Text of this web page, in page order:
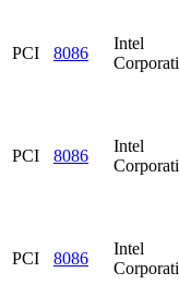
PCI 8086
Intel
PCI 8086
Intel
PCI 8086
Intel